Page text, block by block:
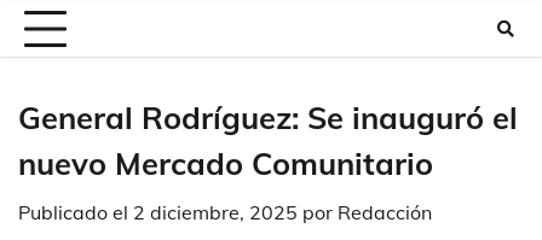
General Rodríguez: Se inauguró el
nuevo Mercado Comunitario
Publicado el 2 diciembre, 2025 por Redacción